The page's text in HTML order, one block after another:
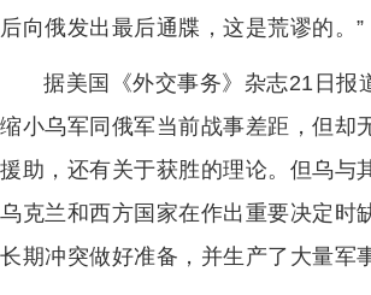
后向俄发出最后通牒，这是荒谬的。”
据美国《外交事务》杂志21日报
缩小乌军同俄军当前战事差距，但却
援助，还有关于获胜的理论。但乌与
乌克兰和西方国家在作出重要决定时
长期冲突做好准备，并生产了大量军